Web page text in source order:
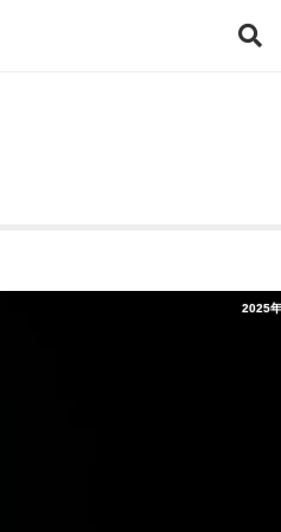
2025